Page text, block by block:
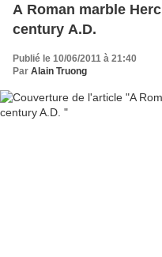
A Roman marble
century A.D.
Publié le 10/06/2011 à 21:40
Par Alain Truong